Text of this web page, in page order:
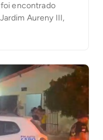
foi encontrado
Aureny III,